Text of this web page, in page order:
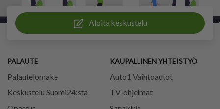
Aloita keskustelu
PALAUTE
Palautelomake
Keskustelu Suomi24:sta
KAUPALLINEN YHTEISTYÖ
Auto1 Vaihtoautot
TV-ohjelmat